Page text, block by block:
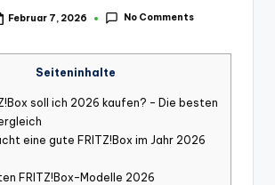
Februar 7, 2026 No Comments
Seiteninhalte
soll ich 2026 kaufen? – Die besten
eine gute FRITZ!Box im Jahr 2026
FRITZ!Box-Modelle 2026